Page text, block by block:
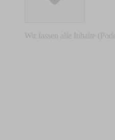
Wir fassen alle Inhalte